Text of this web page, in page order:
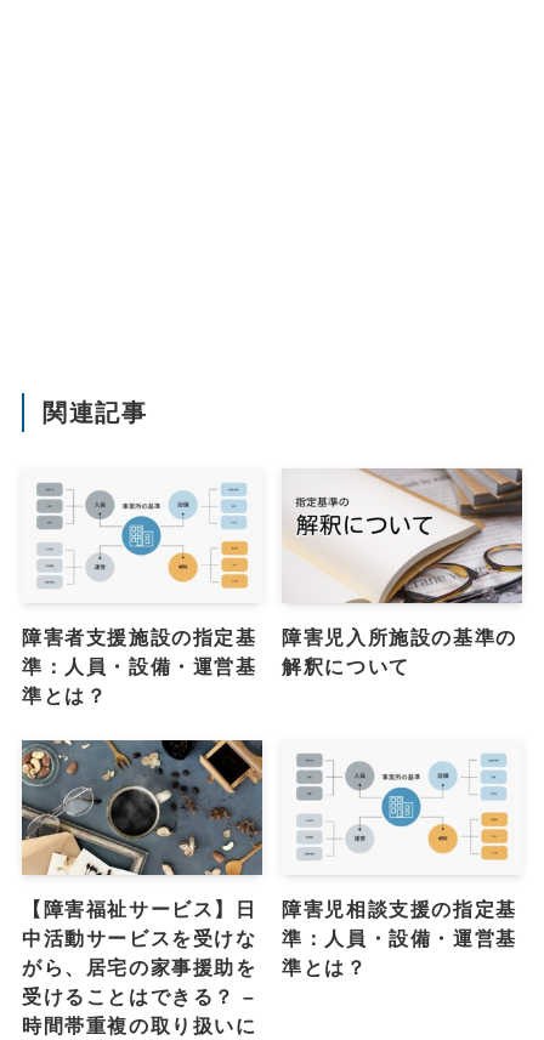
関連記事
障害者支援施設の指定基
準：人員・設備・運営基
準とは？
障害児入所施設の基準の
解釈について
【障害福祉サービス】日
中活動サービスを受けな
がら、居宅の家事援助を
受けることはできる？ –
時間帯重複の取り扱いに
障害児相談支援の指定基
準：人員・設備・運営基
準とは？